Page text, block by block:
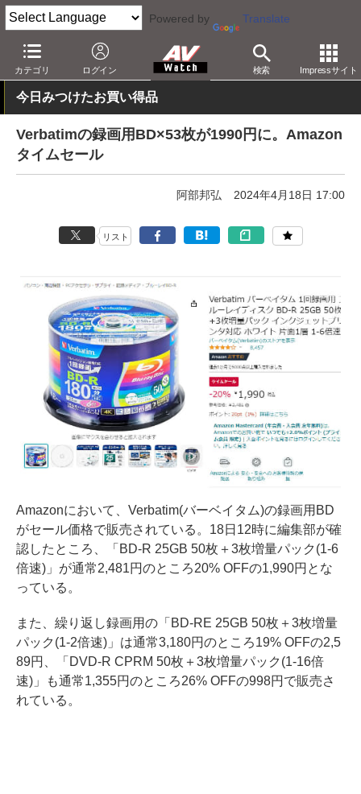
Powered by Translate
カテゴリ ログイン 検索 Impressサイト
AV Watch 動向 ショップ セール
今日みつけたお買い得品
Verbatimの録画用BD×53枚が1990円に。Amazon
タイムセール
阿部邦弘 2024年4月18日 17:00
リスト
Amazonにおいて、Verbatim(バーベイタム)の録画用BD
がセール価格で販売されている。18日12時に編集部が確
認したところ、「BD-R 25GB 50枚＋3枚増量パック(1-6
倍速)」が通常2,481円のところ20% OFFの1,990円とな
っている。
また、繰り返し録画用の「BD-RE 25GB 50枚＋3枚増量
パック(1-2倍速)」は通常3,180円のところ19% OFFの2,5
89円、「DVD-R CPRM 50枚＋3枚増量パック(1-16倍
速)」も通常1,355円のところ26% OFFの998円で販売さ
れている。